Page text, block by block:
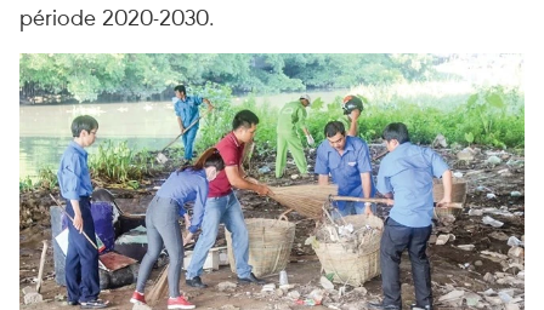
période 2020-2030.